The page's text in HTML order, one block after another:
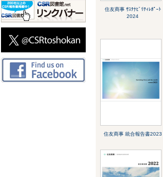
住友商事 ｻｽﾃﾅﾋﾞﾘﾃｨﾚﾎﾟｰﾄ
2024
住友商事 統合報告書2023